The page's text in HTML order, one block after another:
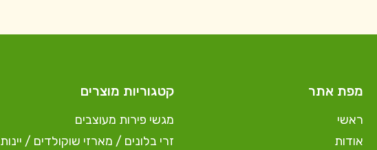
מפת אתר
ראשי
אודות
קטגוריות מוצרים
מגשי פירות מעוצבים
זרי בלונים / מארזי שוקולדים / יינות